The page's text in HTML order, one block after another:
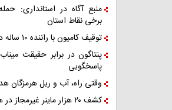
منبع آگاه در استانداری:
برخی نقاط استان
توقیف کامیون با راننده ۱۰ ساله در هرمزگان
پنتاگون در برابر حقیقت
پاسخگویی
وقتی راه، آب و ریل هرمزگان
کشف ۲۰ هزار ماینر غیرمجاز در هرمزگان